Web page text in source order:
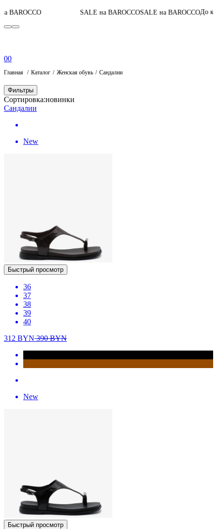
SALE на BAROCCOSALE на BAROCCOДо конца акции05
00
Главная Каталог Женская обувь Сандалии
Фильтры
Сортировка:новинки
Сандалии
New
Быстрый просмотр
36
37
38
39
40
312 BYN390BYN
New
Быстрый просмотр